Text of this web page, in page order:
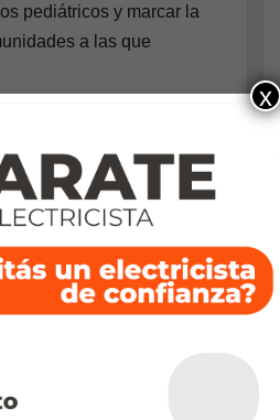
pediátricos y marcar la
a las que
puestos de equipo
eran necesarias para
pueda seguir
clima de incertidumbre y
pacientes y a sus
calidad que necesitan y
en
x